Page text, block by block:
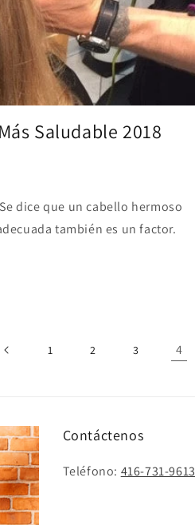
Saludable 2018
dice que un cabello hermoso
también es un factor.
1 2 3 4
Contáctenos
Teléfono: 416-731-9613